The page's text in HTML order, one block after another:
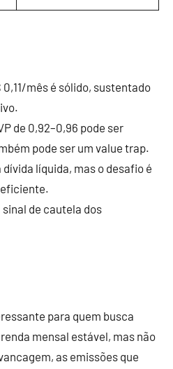
0,11/mês é sólido, sustentado
de 0,92–0,96 pode ser
pode ser um value trap.
dívida líquida, mas o desafio é
sinal de cautela dos
para quem busca
mensal estável, mas não
as emissões que